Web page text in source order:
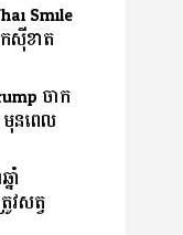
Smile
កស៊ីខាត
ចាក
មុនពេល
ាំ
សត្វ